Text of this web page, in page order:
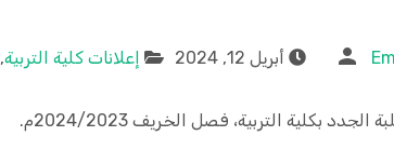
أبريل 12, 2024 إعلانات كلية التربية,
الجدد بكلية التربية، فصل الخريف 2024/2023م.